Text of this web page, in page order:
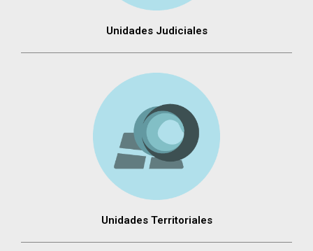
Unidades Judiciales
Unidades Territoriales